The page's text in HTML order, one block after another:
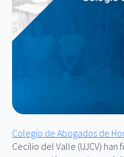
Colegio de Abogados de
Cecilio del Valle (UJCV)